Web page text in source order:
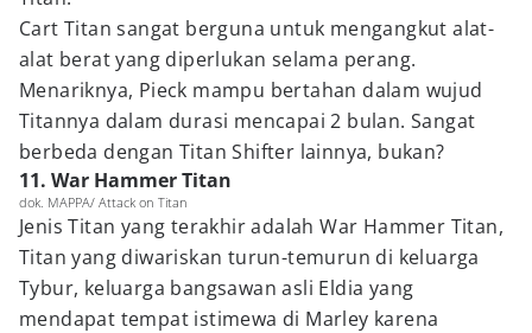
Cart Titan sangat berguna untuk mengangkut alat-
alat berat yang diperlukan selama perang.
Menariknya, Pieck mampu bertahan dalam wujud
Titannya dalam durasi mencapai 2 bulan. Sangat
berbeda dengan Titan Shifter lainnya, bukan?
11. War Hammer Titan
dok. MAPPA/ Attack on Titan
Jenis Titan yang terakhir adalah War Hammer Titan,
Titan yang diwariskan turun-temurun di keluarga
Tybur, keluarga bangsawan asli Eldia yang
mendapat tempat istimewa di Marley karena